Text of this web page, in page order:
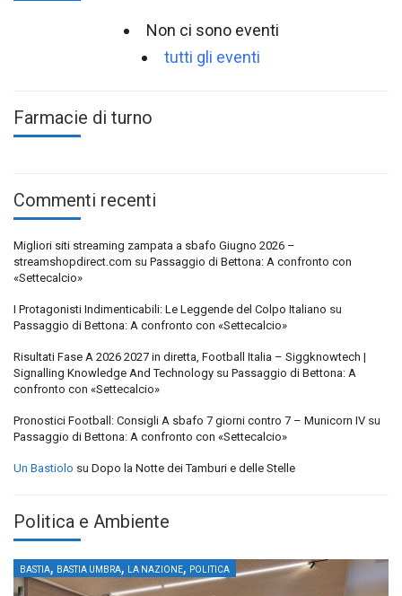
Non ci sono eventi
tutti gli eventi
Farmacie di turno
Commenti recenti
Migliori siti streaming zampata a sbafo Giugno 2026 –
streamshopdirect.com su Passaggio di Bettona: A confronto con
«Settecalcio»
I Protagonisti Indimenticabili: Le Leggende del Colpo Italiano su
Passaggio di Bettona: A confronto con «Settecalcio»
Risultati Fase A 2026 2027 in diretta, Football Italia – Siggknowtech |
Signalling Knowledge And Technology su Passaggio di Bettona: A
confronto con «Settecalcio»
Pronostici Football: Consigli A sbafo 7 giorni contro 7 – Municorn IV su
Passaggio di Bettona: A confronto con «Settecalcio»
Un Bastiolo su Dopo la Notte dei Tamburi e delle Stelle
Politica e Ambiente
BASTIA, BASTIA UMBRA, LA NAZIONE, POLITICA